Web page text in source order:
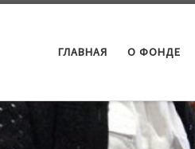
ГЛАВНАЯ О ФОНДЕ